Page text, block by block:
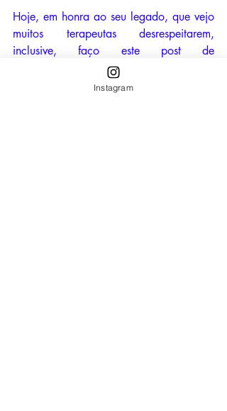
Hoje, em honra ao seu legado, que vejo
muitos terapeutas desrespeitarem,
inclusive, faço este post de
agradecimento por tudo que nos ensinou
Instagram